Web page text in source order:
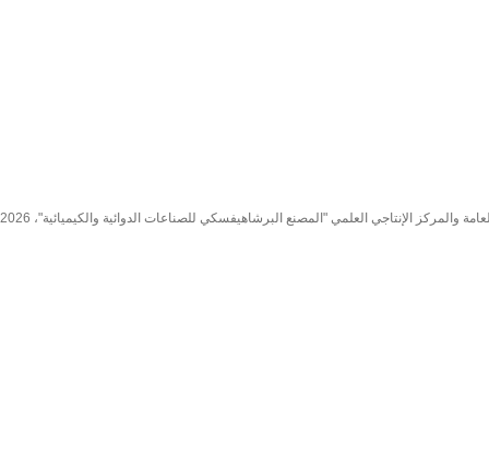
والمركز الإنتاجي العلمي "المصنع البرشاهيفسكي للصناعات الدوائية والكيميائية"، 2026